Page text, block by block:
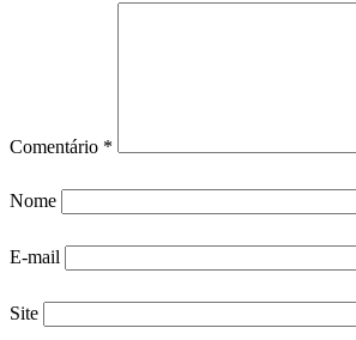
Comentário *
Nome
E-mail
Site